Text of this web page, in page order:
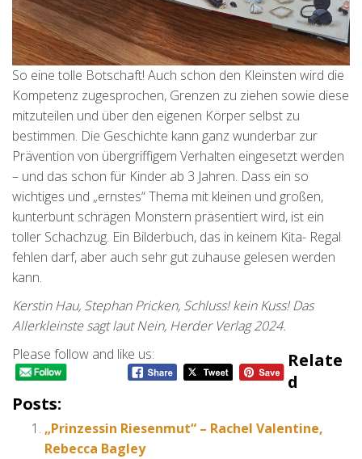
So eine tolle Botschaft! Auch schon den Kleinsten wird die
Kompetenz zugesprochen, Grenzen zu ziehen sowie diese
mitzuteilen und über den eigenen Körper selbst zu
bestimmen. Die Geschichte kann ganz wunderbar zur
Prävention von übergriffigem Verhalten eingesetzt werden
– und das schon für Kinder ab 3 Jahren. Dass ein so
wichtiges und „ernstes“ Thema mit kleinen und großen,
kunterbunt schrägen Monstern präsentiert wird, ist ein
toller Schachzug. Ein Bilderbuch, das in keinem Kita- Regal
fehlen darf, aber auch sehr gut zuhause gelesen werden
kann.
Kerstin Hau, Stephan Pricken, Schluss! kein Kuss! Das
Allerkleinste sagt laut Nein, Herder Verlag 2024.
Please follow and like us:
Relate
D
Posts:
„Prinzessin Riesenmut“ – Rachel Valentine,
Rebecca Bagley